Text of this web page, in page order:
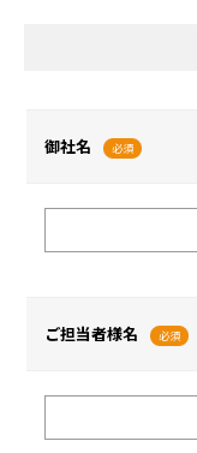
御社名 必須
ご担当者様名 必須